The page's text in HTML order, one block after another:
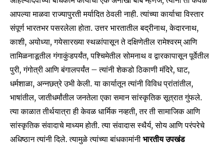
आपल्या माळवा राज्यापुरती मर्यादित ठेवली नाही. त्यांच्या कार्याचा विस्तार
संपूर्ण भारतभर पसरलेला होता. उत्तर भारतातील बद्रीनाथ, केदारनाथ,
काशी, अयोध्या, गयेसारख्या स्थळांपासून ते दक्षिणेतील रामेश्वरम् आणि
तामिळनाडूतील गंगाकुंडपर्यंत, पश्चिमेतील सोमनाथ व द्वारकापासून पूर्वेतील
पुरी, गंगोत्री आणि बंगालपर्यंत – त्यांनी शेकडो ठिकाणी मंदिरे, घाट,
धर्मशाळा, अन्नछत्रे उभी केली. या कार्यातून त्यांनी विविध प्रांतांतील,
भाषांतील, जातीधर्मांतील जनतेला एका समान सांस्कृतिक सूत्रात गुंफले.
त्या काळात तीर्थयात्रा ही केवळ धार्मिक नव्हती, तर ती सामाजिक आणि
सांस्कृतिक संवादाचे माध्यम होती. त्या संवादास स्थैर्य, सोय आणि परंपरेचे
अधिष्ठान त्यांनी दिले. त्यामुळे त्यांच्या बांधकामांनी भारतीय उपखंड